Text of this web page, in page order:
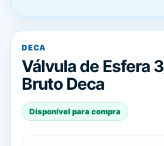
DECA
Válvula de Esfera
Bruto Deca
Disponível para compra